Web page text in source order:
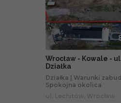
Wrocław - Kowale -
Działka
Działka | Warunki
Spokojna okolica